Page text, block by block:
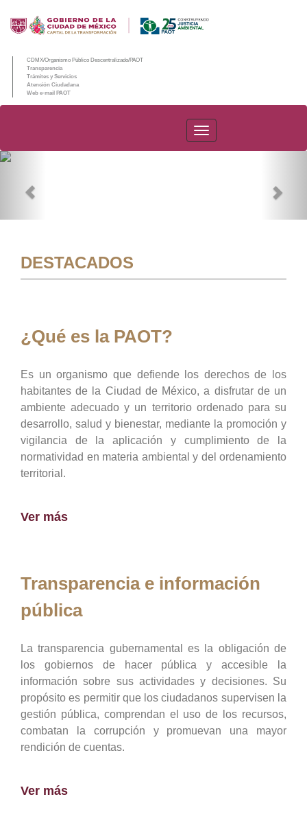
CDMX/Organismo Público Descentralizado/PAOT
Transparencia
Trámites y Servicios
Atención Ciudadana
Web e-mail PAOT
PAOT
DESTACADOS
¿Qué es la PAOT?
Es un organismo que defiende los derechos de los
habitantes de la Ciudad de México, a disfrutar de un
ambiente adecuado y un territorio ordenado para su
desarrollo, salud y bienestar, mediante la promoción y
vigilancia de la aplicación y cumplimiento de la
normatividad en materia ambiental y del ordenamiento
territorial.
Ver más
Transparencia e información
pública
La transparencia gubernamental es la obligación de
los gobiernos de hacer pública y accesible la
información sobre sus actividades y decisiones. Su
propósito es permitir que los ciudadanos supervisen la
gestión pública, comprendan el uso de los recursos,
combatan la corrupción y promuevan una mayor
rendición de cuentas.
Ver más